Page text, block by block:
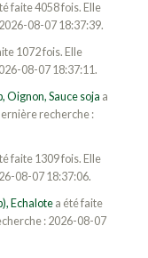
faite 4058 fois. Elle
08-07 18:37:39.
1072 fois. Elle
08-07 18:37:11.
Oignon, Sauce soja a
recherche :
faite 1309 fois. Elle
08-07 18:37:06.
Echalotea été faite
: 2026-08-07